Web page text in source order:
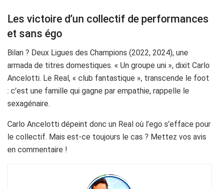
Les victoire d’un collectif de performances
et sans égo
Bilan ? Deux Ligues des Champions (2022, 2024), une
armada de titres domestiques. « Un groupe uni », dixit Carlo
Ancelotti. Le Real, « club fantastique », transcende le foot
: c’est une famille qui gagne par empathie, rappelle le
sexagénaire.
Carlo Ancelotti dépeint donc un Real où l’ego s’efface pour
le collectif. Mais est-ce toujours le cas ? Mettez vos avis
en commentaire !